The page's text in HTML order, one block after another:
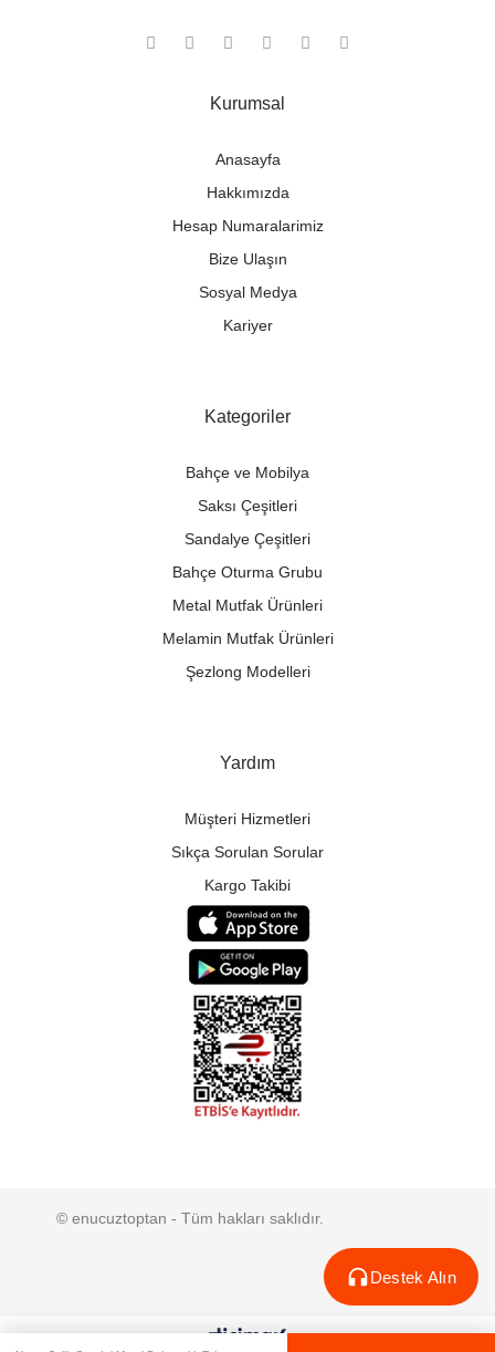
Destek Alın
Kurumsal
Anasayfa
Hakkımızda
Hesap Numaralarimiz
Bize Ulaşın
Sosyal Medya
Kariyer
Kategoriler
Bahçe ve Mobilya
Saksı Çeşitleri
Sandalye Çeşitleri
Bahçe Oturma Grubu
Metal Mutfak Ürünleri
Melamin Mutfak Ürünleri
Şezlong Modelleri
Yardım
Müşteri Hizmetleri
Sıkça Sorulan Sorular
Kargo Takibi
© enucuztoptan - Tüm hakları saklıdır.